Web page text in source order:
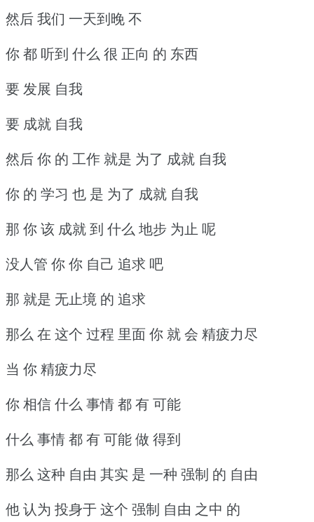
然后 我们 一天到晚 不
你 都 听到 什么 很 正向 的 东西
要 发展 自我
要 成就 自我
然后 你 的 工作 就是 为了 成就 自我
你 的 学习 也 是 为了 成就 自我
那 你 该 成就 到 什么 地步 为止 呢
没人管 你 你 自己 追求 吧
那 就是 无止境 的 追求
那么 在 这个 过程 里面 你 就 会 精疲力尽
当 你 精疲力尽
你 相信 什么 事情 都 有 可能
什么 事情 都 有 可能 做 得到
那么 这种 自由 其实 是 一种 强制 的 自由
他 认为 投身于 这个 强制 自由 之中 的